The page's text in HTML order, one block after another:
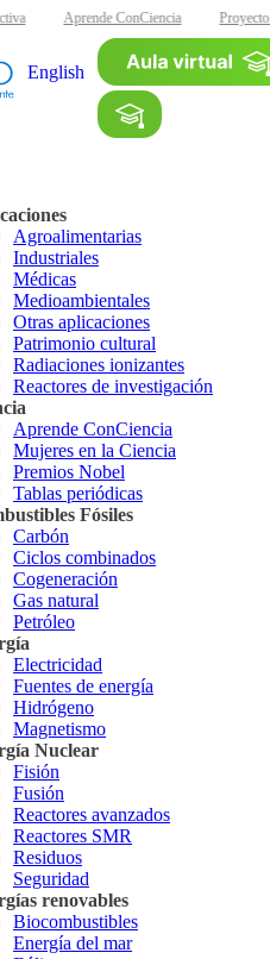
Aprende ConCiencia
English
Agroalimentarias
Industriales
Médicas
Medioambientales
Otras aplicaciones
Patrimonio cultural
Radiaciones ionizantes
Reactores de investigación
Aprende ConCiencia
Mujeres en la Ciencia
Premios Nobel
Tablas periódicas
Fósiles
Carbón
Ciclos combinados
Cogeneración
Gas natural
Petróleo
Electricidad
Fuentes de energía
Hidrógeno
Magnetismo
Nuclear
Fisión
Fusión
Reactores avanzados
Reactores SMR
Residuos
Seguridad
renovables
Biocombustibles
Energía del mar